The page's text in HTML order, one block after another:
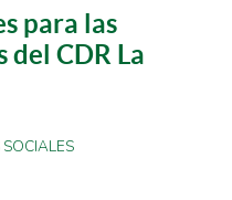
para las
del CDR La